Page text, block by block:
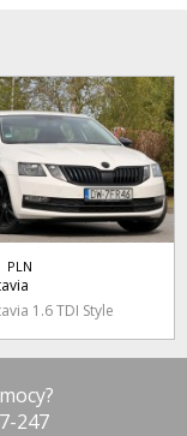
PLN
1.6 TDI Style
247